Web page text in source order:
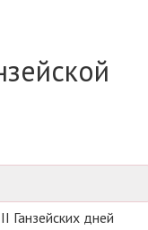
Ганзейских дней